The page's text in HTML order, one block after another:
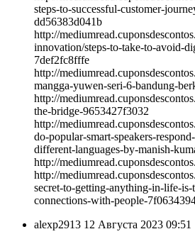
steps-to-successful-customer-
dd56383d041b
http://
innovation/steps-to-take-to-avoid-
7def2fc8fffe
http://
mangga-yuwen-seri-6-bandung-
http://
the-bridge-9653427f3032
http://
do-popular-smart-speakers-
different-languages-by-manish-
http://
http://
secret-to-getting-anything-in-life-
connections-with-people-
alexp2913 12 Августа 2023 09:51